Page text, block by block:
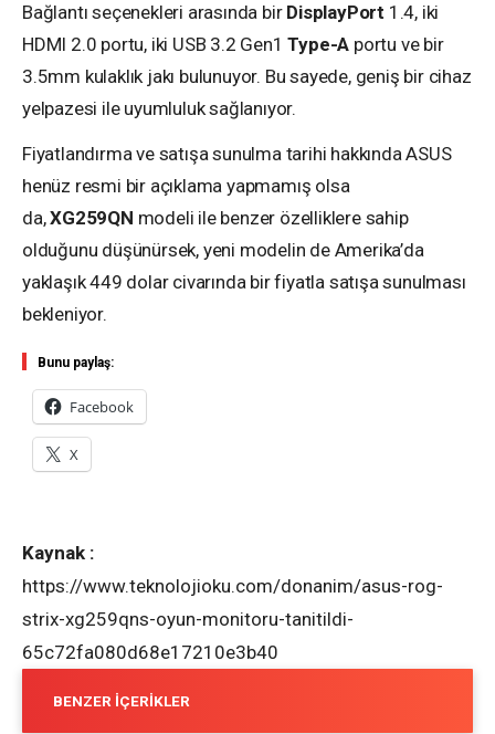
Bağlantı seçenekleri arasında bir DisplayPort 1.4, iki
HDMI 2.0 portu, iki USB 3.2 Gen1Type-A portu ve bir
3.5mm kulaklık jakı bulunuyor. Bu sayede, geniş bir cihaz
yelpazesi ile uyumluluk sağlanıyor.
Fiyatlandırma ve satışa sunulma tarihi hakkında ASUS
henüz resmi bir açıklama yapmamış olsa
da,XG259QN modeli ile benzer özelliklere sahip
olduğunu düşünürsek, yeni modelin de Amerika’da
yaklaşık 449 dolar civarında bir fiyatla satışa sunulması
bekleniyor.
Bunu paylaş:
Facebook
X
Kaynak :
https://www.teknolojioku.com/donanim/asus-rog-
strix-xg259qns-oyun-monitoru-tanitildi-
65c72fa080d68e17210e3b40
BENZER İÇERIKLER